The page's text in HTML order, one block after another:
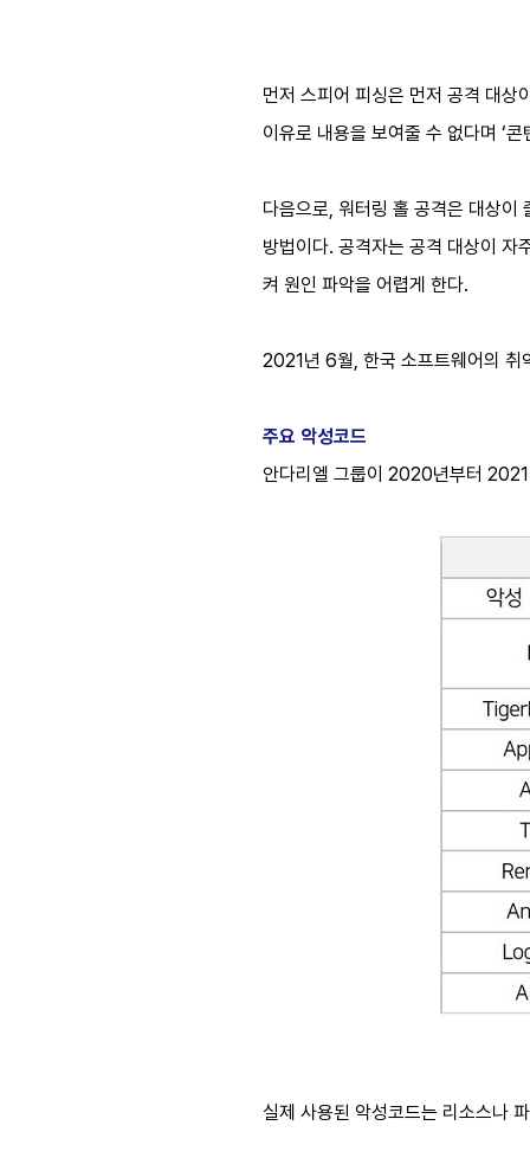
먼저 스피어 피싱은 먼저 공격 대상
이유로 내용을 보여줄 수 없다며 ‘
다음으로, 워터링 홀 공격은 대상이
방법이다. 공격자는 공격 대상이 자
켜 원인 파악을 어렵게 한다.
2021년 6월, 한국 소프트웨어의 취
주요 악성코드
안다리엘 그룹이 2020년부터
실제 사용된 악성코드는 리소스나